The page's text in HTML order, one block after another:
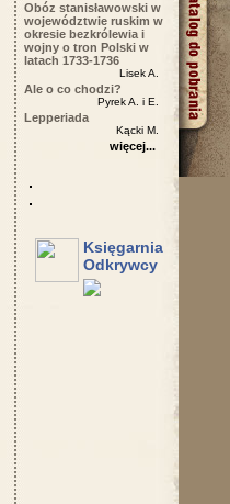
Obóz stanisławowski w
województwie ruskim w
okresie bezkrólewia i
wojny o tron Polski w
latach 1733-1736
Lisek A.
Ale o co chodzi?
Pyrek A. i E.
Lepperiada
Kącki M.
więcej...
Księgarnia
Odkrywcy